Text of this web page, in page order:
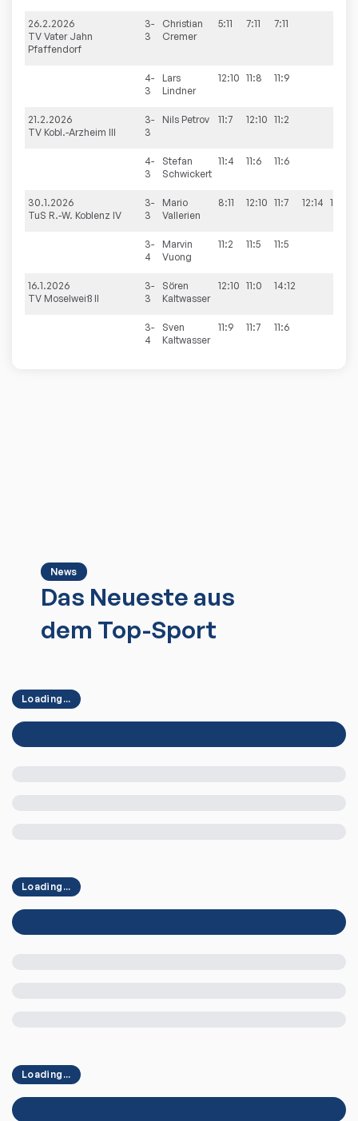
26.2.2026
TV Vater Jahn
Pfaffendorf
3-
3
Christian
Cremer
5:11 7:11 7:11
4-
3
Lars
Lindner
12:10 11:8 11:9
21.2.2026
TV Kobl.-Arzheim III
3-
3
Nils Petrov 11:7 12:10 11:2
4-
3
Stefan
Schwickert
11:4 11:6 11:6
30.1.2026
TuS R.-W. Koblenz IV
3-
3
Mario
Vallerien
8:11 12:10 11:7 12:14 11:9
3-
4
Marvin
Vuong
11:2 11:5 11:5
16.1.2026
TV Moselweiß II
3-
3
Sören
Kaltwasser
12:10 11:0 14:12
3-
4
Sven
Kaltwasser
11:9 11:7 11:6
News
Das Neueste aus
dem Top-Sport
Loading...
Loading...
Loading...